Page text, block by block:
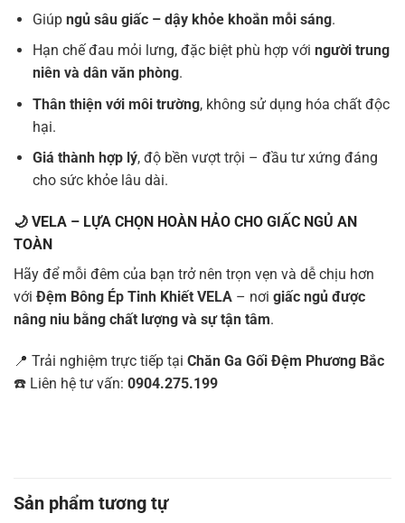
Giúp ngủ sâu giấc – dậy khỏe khoắn mỗi sáng.
Hạn chế đau mỏi lưng, đặc biệt phù hợp với người trung
niên và dân văn phòng.
Thân thiện với môi trường, không sử dụng hóa chất độc
hại.
Giá thành hợp lý, độ bền vượt trội – đầu tư xứng đáng
cho sức khỏe lâu dài.
🌙 VELA – LỰA CHỌN HOÀN HẢO CHO GIẤC NGỦ AN
TOÀN
Hãy để mỗi đêm của bạn trở nên trọn vẹn và dễ chịu hơn
với Đệm Bông Ép Tinh Khiết VELA – nơi giấc ngủ được
nâng niu bằng chất lượng và sự tận tâm.
📍 Trải nghiệm trực tiếp tại Chăn Ga Gối Đệm Phương Bắc
☎️ Liên hệ tư vấn: 0904.275.199
Sản phẩm tương tự